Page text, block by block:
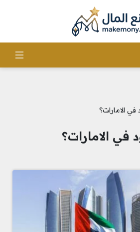
الامارات؟
الامارات؟